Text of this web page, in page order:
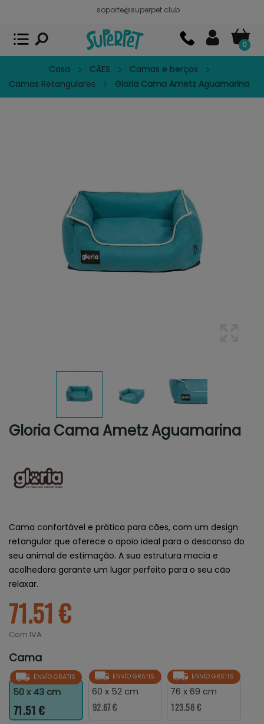
soporte@superpet.club
0
Casa CÃES
Camas e berços
Camas Retangulares
Gloria Cama Ametz Aguamarina
Gloria Cama Ametz Aguamarina
Cama confortável e prática para cães, com um design
retangular que oferece o apoio ideal para o descanso do
seu animal de estimação. A sua estrutura macia e
acolhedora garante um lugar perfeito para o seu cão
relaxar.
71.51 €
Com IVA
Cama
ENVÍO GRATIS
50 x 43 cm
71.51 €
ENVÍO GRATIS
60 x 52 cm
92.67 €
ENVÍO GRATIS
76 x 69 cm
123.56 €
Superpet, comida para mascotas
APP GRATIS - En Google Play